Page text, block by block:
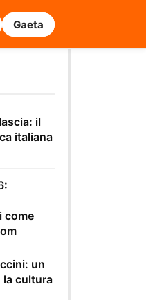
Gaeta
il
italiana
come
un
la cultura